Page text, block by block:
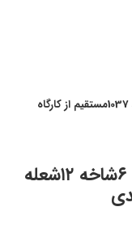
لوستر برنز برنجی طرح ویشکا ۶شاخه ۱۲شعله کد 1037مستقیم از کارگاه
لوستر برنز برنجی طرح ویشکا ۶شاخه ۱۲شعله